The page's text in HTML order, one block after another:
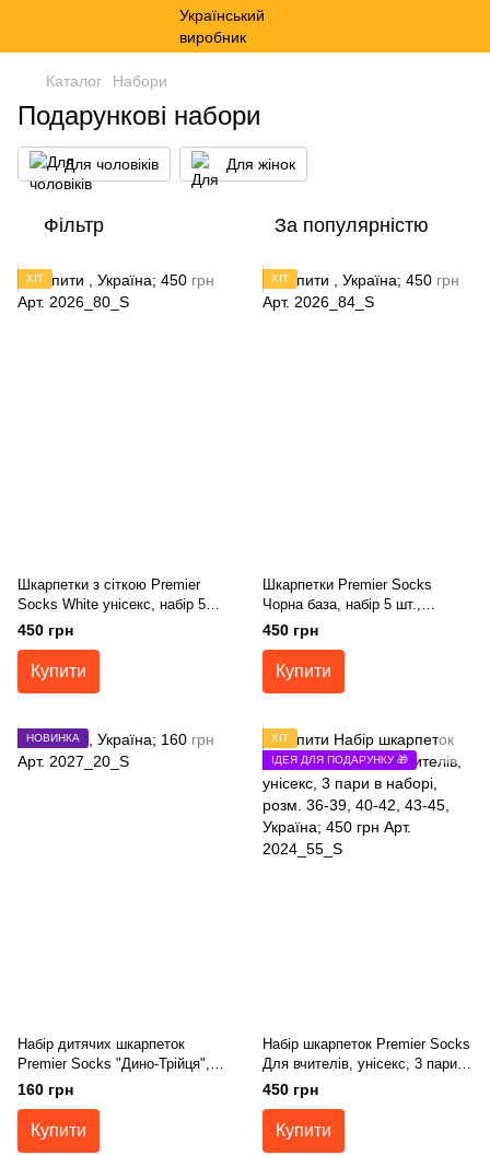
Каталог Набори
Подарункові набори
Для чоловіків Для жінок
Фільтр За популярністю
ХІТ
Шкарпетки з сіткою Premier
Socks White унісекс, набір 5
шт., розм. 36-39, 40-42, 43-45
450 грн
Купити
ХІТ
Шкарпетки Premier Socks
Чорна база, набір 5 шт.,
унісекс, розм. 36-39, 40-42, 43-
450 грн
Купити
НОВИНКА
Набір дитячих шкарпеток
Premier Socks "Дино-Трійця",
розм. 16-18,20-22
160 грн
Купити
ХІТ
ІДЕЯ ДЛЯ ПОДАРУНКУ 🎁
Набір шкарпеток Premier Socks
Для вчителів, унісекс, 3 пари в
наборі, розм. 36-39, 40-42, 43-
450 грн
Купити